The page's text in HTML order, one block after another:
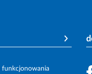
funkcjonowania